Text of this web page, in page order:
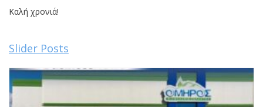
Καλή χρονιά!
Slider Posts